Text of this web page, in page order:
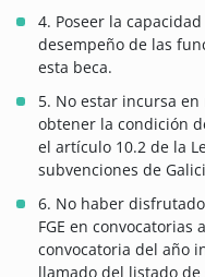
4. Poseer la
desempeño de las
esta beca.
5. No estar incursa
obtener la condición
el artículo 10.2 de la
subvenciones de
6. No haber
FGE en
convocatoria del año
llamado del listado